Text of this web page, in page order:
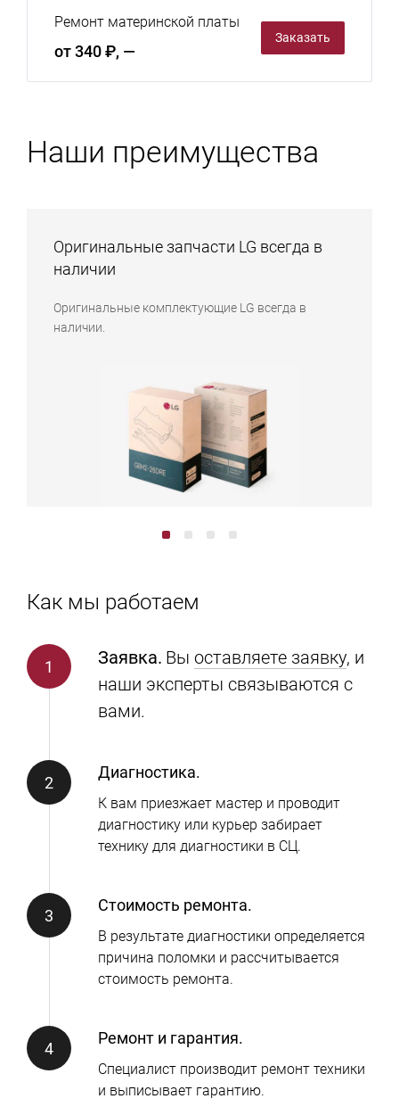
Ремонт материнской платы
от 340 ₽, —
Заказать
Наши преимущества
Оригинальные запчасти LG всегда в
наличии
Оригинальные комплектующие LG всегда в
наличии.
Как мы работаем
Заявка. Вы оставляете заявку, и
наши эксперты связываются с
вами.
Диагностика.
К вам приезжает мастер и проводит
диагностику или курьер забирает
технику для диагностики в СЦ.
Стоимость ремонта.
В результате диагностики определяется
причина поломки и рассчитывается
стоимость ремонта.
Ремонт и гарантия.
Специалист производит ремонт техники
и выписывает гарантию.